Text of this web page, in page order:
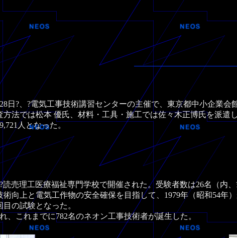
日?、?電気工事技術講習センターの主催で、東京都中小企業会
法では松本 優氏、材料・工具・施工では佐々木正博氏を派遣
人となった。
売理工医療福祉専門学校で開催された。受験者数は26名（内
向上と電気工作物の安全確保を目指して、1979年（昭和54年
の試験となった。
これまでに782名のネオン工事技術者が誕生した。